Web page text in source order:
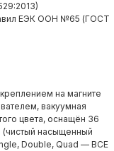
ЕЭК ООН №65 (ГОСТ
на магните
вакуумная
цвета, оснащён 36
насыщенный
Double, Quad — ВСЕ